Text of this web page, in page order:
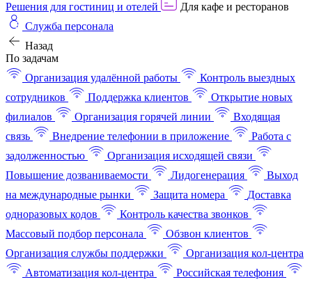
Решения для гостиниц и отелей
Для кафе и ресторанов
Служба персонала
Назад
По задачам
Организация удалённой работы
Контроль выездных
сотрудников
Поддержка клиентов
Открытие новых
филиалов
Организация горячей линии
Входящая
связь
Внедрение телефонии в приложение
Работа с
задолженностью
Организация исходящей связи
Повышение дозваниваемости
Лидогенерация
Выход
на международные рынки
Защита номера
Доставка
одноразовых кодов
Контроль качества звонков
Массовый подбор персонала
Обзвон клиентов
Организация службы поддержки
Организация кол-центра
Автоматизация кол-центра
Российская телефония